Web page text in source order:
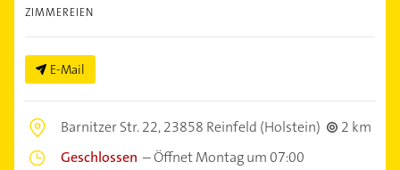
ZIMMEREIEN
E-Mail
Barnitzer Str. 22,23858 Reinfeld (Holstein)
2 km
Geschlossen –Öffnet Montag um 07:00